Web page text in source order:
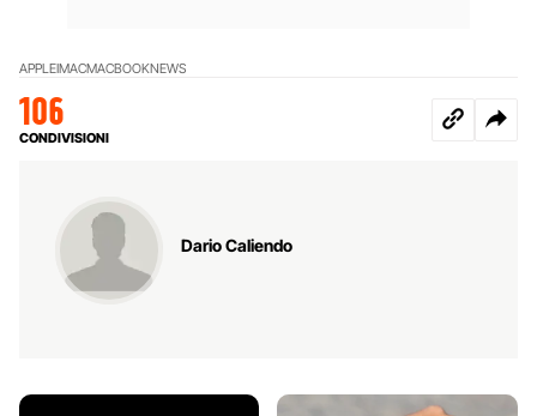
APPLEIMACMACBOOKNEWS
106
CONDIVISIONI
Dario Caliendo